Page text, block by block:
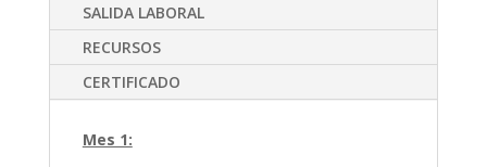
SALIDA LABORAL
RECURSOS
CERTIFICADO
Mes 1: